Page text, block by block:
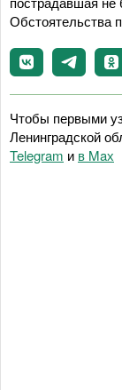
Обстоятельства
Чтобы первыми
Ленинградской
Telegram и в Maх